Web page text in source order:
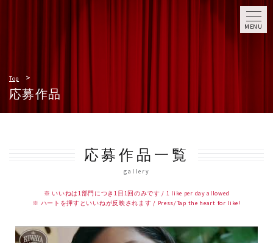
MENU
Top
応募作品
応募作品一覧
gallery
※ いいねは1部門につき1日1回のみです / 1 like per day allowed
※ ハートを押すといいねが反映されます / Press/Tap the heart for like!